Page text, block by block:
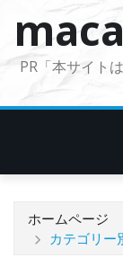
PR「本サイト
ホームページ
カテゴリ